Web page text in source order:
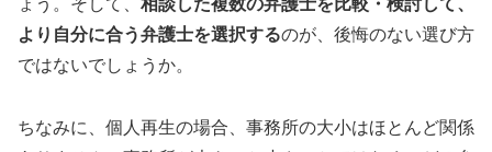
ょう。そして、 相談した複数の弁護士を比較・検討して、
より自分に合う弁護士を選択するのが、後悔のない選び方
ではないでしょうか。
ちなみに、個人再生の場合、事務所の大小はほとんど関係